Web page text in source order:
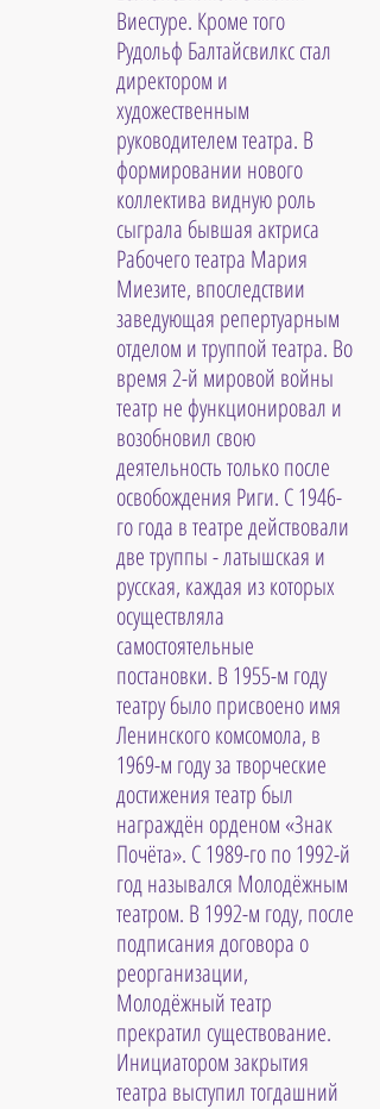
Виестуре. Кроме того
Рудольф Балтайсвилкс стал
директором и
художественным
руководителем театра. В
формировании нового
коллектива видную роль
сыграла бывшая актриса
Рабочего театра Мария
Миезите, впоследствии
заведующая репертуарным
отделом и труппой театра. Во
время 2-й мировой войны
театр не функционировал и
возобновил свою
деятельность только после
освобождения Риги. С 1946-
го года в театре действовали
две труппы - латышская и
русская, каждая из которых
осуществляла
самостоятельные
постановки. В 1955-м году
театру было присвоено имя
Ленинского комсомола, в
1969-м году за творческие
достижения театр был
награждён орденом «Знак
Почёта». С 1989-го по 1992-й
год назывался Молодёжным
театром. В 1992-м году, после
подписания договора о
реорганизации,
Молодёжный театр
прекратил существование.
Инициатором закрытия
театра выступил тогдашний